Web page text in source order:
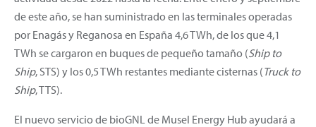
de este año, se han suministrado en las terminales operadas
por Enagás y Reganosa en España 4,6 TWh, de los que 4,1
TWh se cargaron en buques de pequeño tamaño (Ship to
Ship, STS) y los 0,5 TWh restantes mediante cisternas (Truck to
Ship, TTS).
El nuevo servicio de bioGNL de Musel Energy Hub ayudará a